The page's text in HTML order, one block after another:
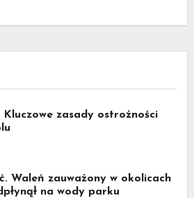
Kluczowe zasady ostrożności
Waleń zauważony w okolicach
na wody parku